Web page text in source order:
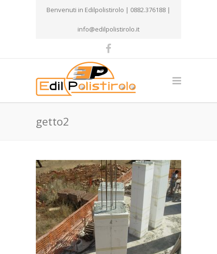
Benvenuti in Edilpolistirolo | 0882.376188 |
info@edilpolistirolo.it
getto2